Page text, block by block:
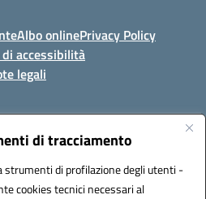
di tracciamento
strumenti di profilazione degli utenti -
cookies tecnici necessari al
Albo onlinePrivacy Policy
accessibilità
legali
Pietro (CA)
CAIC84700T@pec.istruzione.it